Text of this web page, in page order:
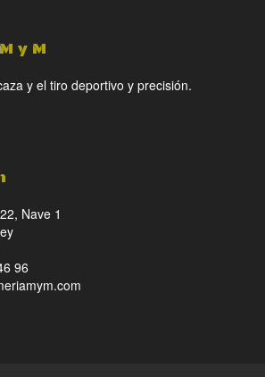
y M
y el tiro deportivo y precisión.
Nave 1
96